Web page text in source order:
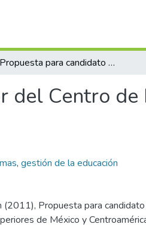
Propuesta para candidato a director del Centro de Estudios Superiores de México y Centroamérica
Centro de
, gestión de la educación
(2011), Propuesta para
de México y